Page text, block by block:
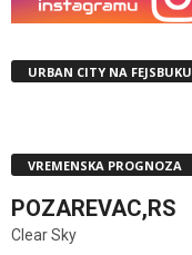
URBAN CITY NA FEJSBUKU
VREMENSKA PROGNOZA
POZAREVAC,RS
Clear Sky